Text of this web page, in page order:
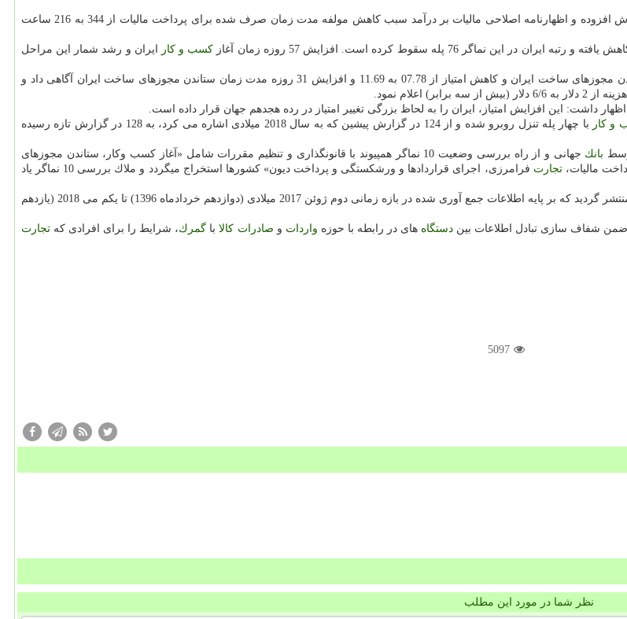
این مسوول افزود: پرداخت برخط سهم تامین اجتماعی و درخواست استرداد مالیات بر ارزش افزوده و اظهارنامه اصلاحی مالیات بر درآمد سبب كاهش مولفه مدت زمان صرف شده برای پرداخت مالیات از 344 به 216 ساعت
كسب و كار ایران و رشد شمار این مراحل
معاون وزیر امور اقتصادی و دارایی همین طور از تنزل 61 پله ای رتبه ایران در نماگر ستاندن مجوزهای ساخت ایران و كاهش امتیاز از 07.78 به 11.69 و افزایش 31 روزه مدت زمان ستاندن مجوزهای ساخت ایران آگاهی داد و
نمود.
اظهار داشت: این افزایش امتیاز، ایران را به لحاظ بزرگی تغییر امتیاز در رده هجدهم جهان قرار داده است.
و كار
با چهار پله تنزل روبرو شده و از 124 در گزارش پیشین كه به سال 2018 میلادی اشاره می كرد، به 128 در گزارش تازه رسیده
بانك
جهانی و از راه بررسی وضعیت 10 نماگر همپیوند با قانونگذاری و تنظیم مقررات شامل «آغاز كسب وكار، ستاندن مجوزهای
مالیات،تجارت
فرامرزی، اجرای قراردادها و ورشكستگی و پرداخت دیون» كشورها استخراج میگردد و ملاك بررسی 10 نماگر یاد
جهانی سی و یكم اكتبر 2018 (نهم آبان ماه جاری) منتشر گردید كه بر پایه اطلاعات جمع آوری شده در بازه زمانی دوم ژوئن 2017 میلادی (دوازدهم خردادماه 1396) تا یكم می 2018 (یازدهم
دستگاه های در رابطه با حوزه واردات و صادرات كالابا گمرك، شرایط را برای افرادی كه تجارت
5097
نظر شما در مورد این مطلب